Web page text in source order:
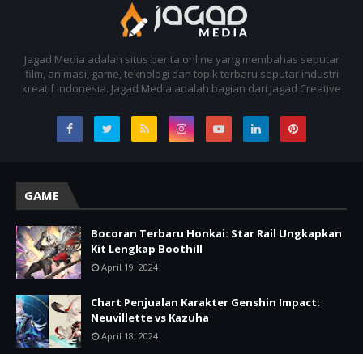
Jagad Media adalah situs berita online yang membahas seputar
film, animasi, game, teknologi dan topik terbaru seputar industri
kreatif Indonesia. Jagad Media adalah bagian dari Jagad Creative
GAME
Bocoran Terbaru Honkai: Star Rail Ungkapkan
Kit Lengkap Boothill
April 19, 2024
Chart Penjualan Karakter Genshin Impact:
Neuvillette vs Kazuha
April 18, 2024